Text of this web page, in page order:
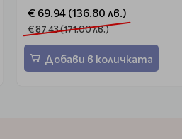
€ 69.94 (136.80 лв.)
€ 87.43 (171.00 лв.)
Добави в количката